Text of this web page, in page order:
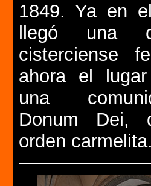
1849. Ya en
llegó una
cisterciense
ahora el
una
Donum Dei,
orden